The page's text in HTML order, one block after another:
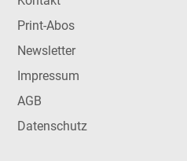
Print-Abos
Newsletter
Impressum
AGB
Datenschutz